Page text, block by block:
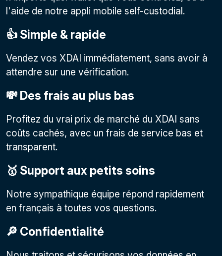
l'aide de notre appli mobile self-custodial.
👍 Simple & rapide
Vendez vos XDAI immédiatement, sans avoir à
attendre sur une vérification.
💸 Des frais au plus bas
Profitez du vrai prix de marché du XDAI sans
coûts cachés, avec un frais de service bas et
transparent.
🥇 Support aux petits soins
Notre sympathique équipe répond rapidement
en français à toutes vos questions.
🔎 Confidentialité